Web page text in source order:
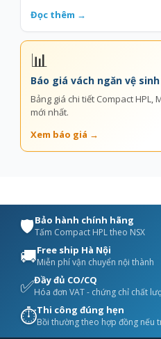
Đọc thêm →
📊
Báo giá vách ngăn vệ sinh
Bảng giá chi tiết Compact HPL,
mới nhất.
Xem báo giá →
🛡️Bảo hành chính hãng
Tấm Compact HPL theo NSX
🚚Free ship Hà Nội
Miễn phí vận chuyển nội thành
✅Đầy đủ CO/CQ
Hóa đơn VAT - chứng chỉ chất
⏱️Thi công đúng hẹn
Bồi thường theo hợp đồng nếu